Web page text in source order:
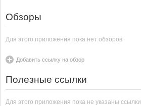
Обзоры
Для этого приложения пока нет обзоров
Добавить ссылку на обзор
Полезные ссылки
Для этого приложения пока не указаны ссылки